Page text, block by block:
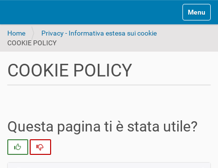
Alterna
Home
Privacy - Informativa estesa sui cookie
COOKIE POLICY
COOKIE POLICY
Questa pagina ti è stata utile?